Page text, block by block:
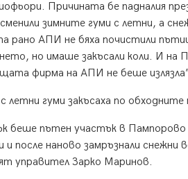
Причината бе падналия
зимните гуми с летни, а
рано АПИ не бяха почистили
но имаше закъсали коли. И на
фирма на АПИ не беше
летни гуми закъсаха по
беше пътен участък в Пампорово
и после наново замръзнали
управител Зарко Маринов.